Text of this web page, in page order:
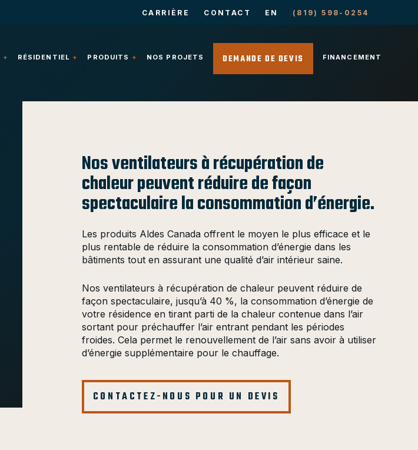
CARRIÈRE CONTACT EN (819) 598-0254
RÉSIDENTIEL PRODUITS NOS PROJETS DEMANDE DE DEVIS FINANCEMENT
Nos ventilateurs à récupération de
chaleur peuvent réduire de façon
spectaculaire la consommation d’énergie.
Les produits Aldes Canada offrent le moyen le plus efficace et le
plus rentable de réduire la consommation d’énergie dans les
bâtiments tout en assurant une qualité d’air intérieur saine.
Nos ventilateurs à récupération de chaleur peuvent réduire de
façon spectaculaire, jusqu’à 40 %, la consommation d’énergie de
votre résidence en tirant parti de la chaleur contenue dans l’air
sortant pour préchauffer l’air entrant pendant les périodes
froides. Cela permet le renouvellement de l’air sans avoir à utiliser
d’énergie supplémentaire pour le chauffage.
CONTACTEZ-NOUS POUR UN DEVIS